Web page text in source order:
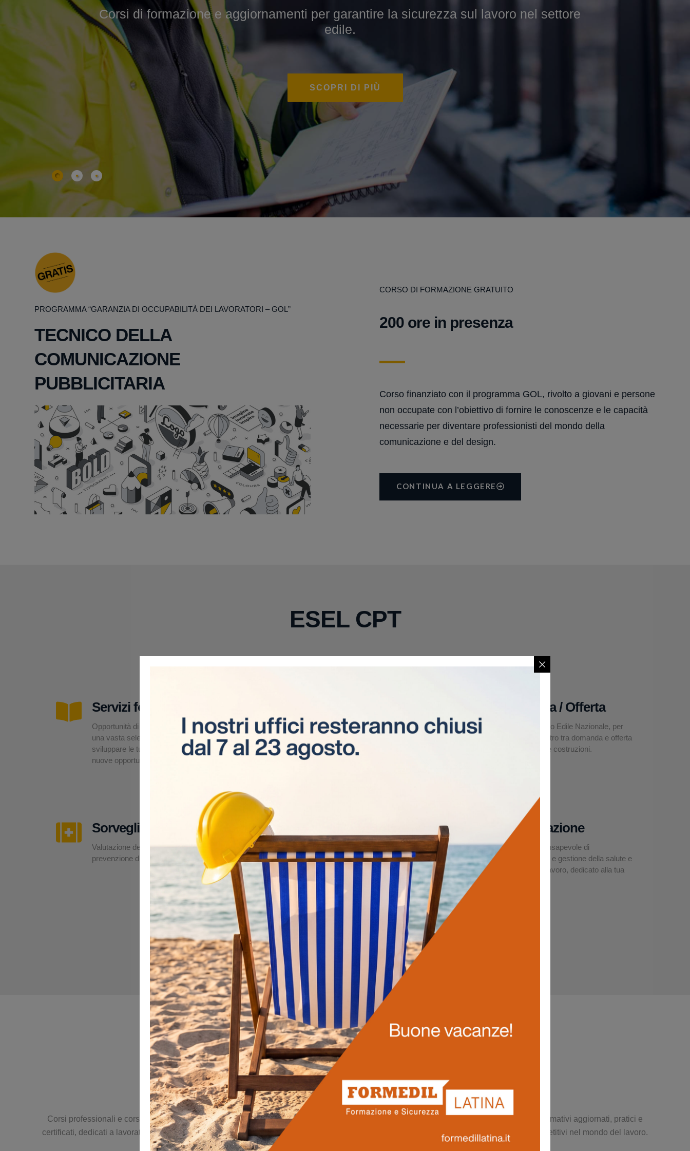
Corsi di formazione e aggiornamenti per garantire la sicurezza sul lavoro nel settore
edile.
SCOPRI DI PIÙ
Corsi professionali per sviluppare competenze specialistiche nel settore edile.
SCOPRI DI PIÙ
PROGRAMMA “GARANZIA DI OCCUPABILITÀ DEI LAVORATORI – GOL”
TECNICO DELLA
COMUNICAZIONE
PUBBLICITARIA
CORSO DI FORMAZIONE GRATUITO
200 ore in presenza
Corso finanziato con il programma GOL, rivolto a giovani e persone
non occupate con l’obiettivo di fornire le conoscenze e le capacità
necessarie per diventare professionisti del mondo della
comunicazione e del design.
CONTINUA A LEGGERE
ESEL CPT
Servizi formativi
Opportunità di formazione su misura,
una vasta selezione di corsi per
sviluppare le tue competenze e offrirti
nuove opportunità professionali.
Corsi di apprendistato
giovani tra i 18 e i 29 anni.
Domanda / Offerta
La Borsa Lavoro Edile Nazionale, per
facilitare l’incontro tra domanda e offerta
nel settore delle costruzioni.
Sorveglianza sanitaria
Valutazione dei rischi, esami medici e
prevenzione direttamente in cantiere.
Visite tecniche e consulenze svolte da
esperti ESEL CPT, presso i cantieri delle
aziende interessate.
Asseverazione
Un modello consapevole di
organizzazione e gestione della salute e
sicurezza sul lavoro, dedicato alla tua
LEGGI DI PIÙ
Prossimi corsi
Corsi professionali e corsi per la sicurezza sul lavoro pensati per rispondere alle reali esigenze del settore edilizio e produttivo. Percorsi formativi aggiornati, pratici e
certificati, dedicati a lavoratori, imprese e professionisti che vogliono accrescere le proprie competenze, operare in sicurezza e restare competitivi nel mondo del lavoro.